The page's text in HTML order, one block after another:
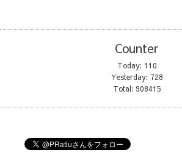
Counter
Today: 110
Yesterday: 728
Total: 908415